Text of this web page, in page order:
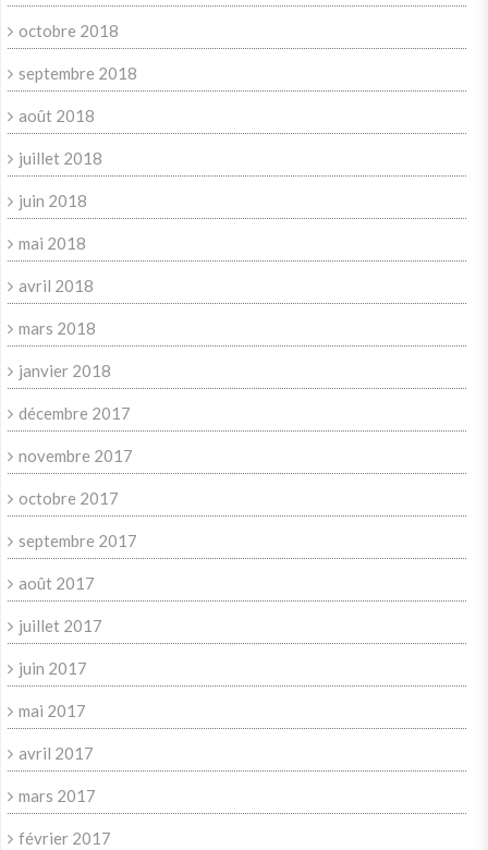
octobre 2018
septembre 2018
août 2018
juillet 2018
juin 2018
mai 2018
avril 2018
mars 2018
janvier 2018
décembre 2017
novembre 2017
octobre 2017
septembre 2017
août 2017
juillet 2017
juin 2017
mai 2017
avril 2017
mars 2017
février 2017